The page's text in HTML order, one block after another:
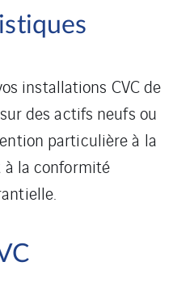
installations CVC de
des actifs neufs ou
particulière à la
la conformité